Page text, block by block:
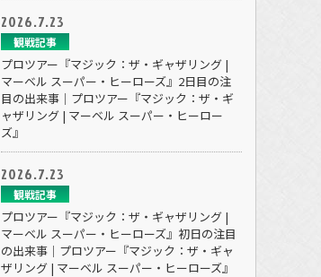
2026.7.23
観戦記事
プロツアー『マジック：ザ・ギャザリング |
マーベル スーパー・ヒーローズ』2日目の注
目の出来事｜プロツアー『マジック：ザ・ギ
ャザリング | マーベル スーパー・ヒーロー
ズ』
2026.7.23
観戦記事
プロツアー『マジック：ザ・ギャザリング |
マーベル スーパー・ヒーローズ』初日の注目
の出来事｜プロツアー『マジック：ザ・ギャ
ザリング | マーベル スーパー・ヒーローズ』